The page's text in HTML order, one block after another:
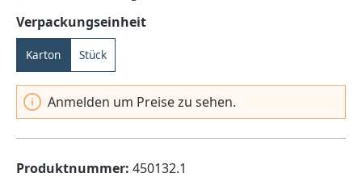
Verpackungseinheitauswählen
Karton Stück
Anmelden um Preise zu sehen.
Produktnummer: 450132.1